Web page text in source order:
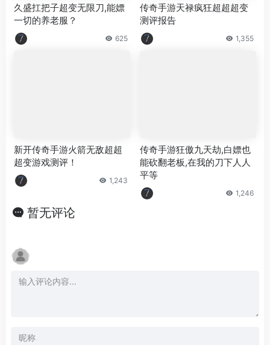
久盛扛把子超变无限刀,能嫖
一切的养老服？
625
传奇手游天禄疯狂超超超变
测评报告
1,355
新开传奇手游火箭无敌超超
超变游戏测评！
1,243
传奇手游狂傲九天劫,白嫖也
能砍翻老板,在我的刀下人人
平等
1,246
暂无评论